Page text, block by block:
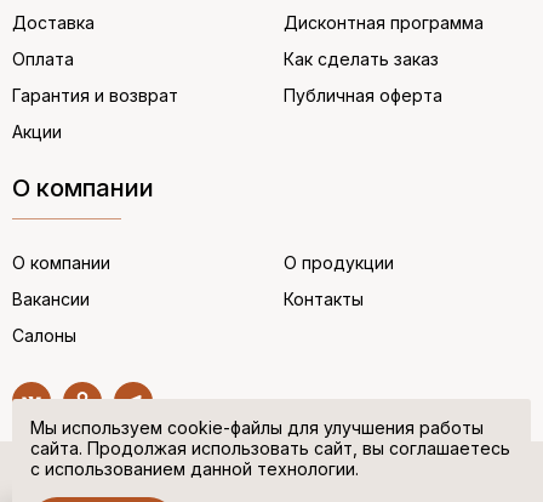
Доставка
Оплата
Гарантия и возврат
Акции
Дисконтная программа
Как сделать заказ
Публичная оферта
О компании
О компании
Вакансии
Салоны
О продукции
Контакты
© “НЕМЕЦКАЯ ОБУВЬ” 2017. Все права защищены.
Мы используем cookie-файлы для улучшения работы
сайта. Продолжая использовать сайт, вы соглашаетесь
с использованием данной технологии.